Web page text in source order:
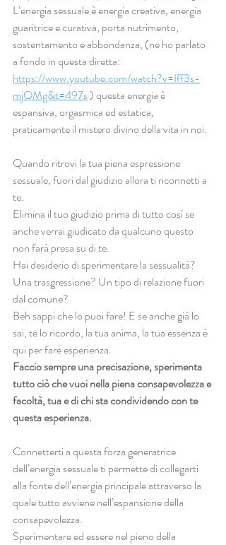
L’energia sessuale è energia creativa, energia
guaritrice e curativa, porta nutrimento,
sostentamento e abbondanza, (ne ho parlato
a fondo in questa diretta:
https://www.youtube.com/watch?v=Iff3s-
mjQMg&t=497s ) questa energia è
espansiva, orgasmica ed estatica,
praticamente il mistero divino della vita in noi.
Quando ritrovi la tua piena espressione
sessuale, fuori dal giudizio allora ti riconnetti a
te.
Elimina il tuo giudizio prima di tutto così se
anche verrai giudicato da qualcuno questo
non farà presa su di te.
Hai desiderio di sperimentare la sessualità?
Una trasgressione? Un tipo di relazione fuori
dal comune?
Beh sappi che lo puoi fare! E se anche già lo
sai, te lo ricordo, la tua anima, la tua essenza è
qui per fare esperienza.
Faccio sempre una precisazione, sperimenta
tutto ciò che vuoi nella piena consapevolezza e
facoltà, tua e di chi sta condividendo con te
questa esperienza.
Connetterti a questa forza generatrice
dell’energia sessuale ti permette di collegarti
alla fonte dell’energia principale attraverso la
quale tutto avviene nell’espansione della
consapevolezza.
Sperimentare ed essere nel pieno della